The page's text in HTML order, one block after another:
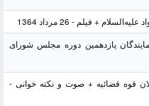
+ فیلم - 26 مرداد 1364
یازدهمین دوره مجلس شورای
قوه قضائیه + صوت و نکته خوانی -